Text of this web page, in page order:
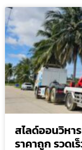
สไลด์ออนวิหา
ราคาถูก รวดเ